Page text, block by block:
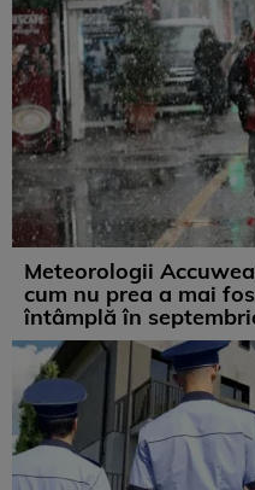
Meteorologii
cum nu prea a mai
întâmplă în